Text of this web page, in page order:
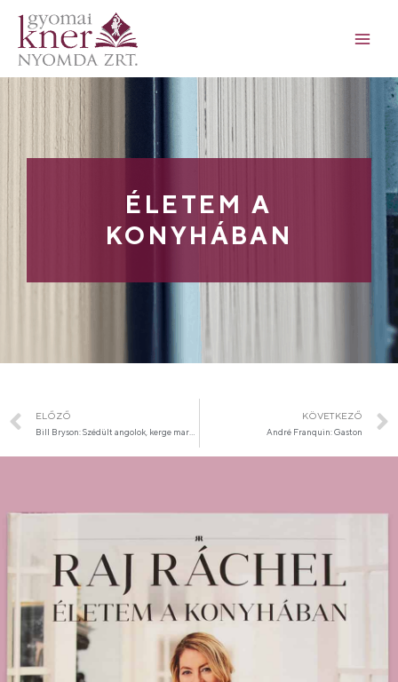
ÉLETEM A
KONYHÁBAN
ELŐZŐ
Bill Bryson: Szédült angolok, kerge marhák
KÖVETKEZŐ
André Franquin: Gaston